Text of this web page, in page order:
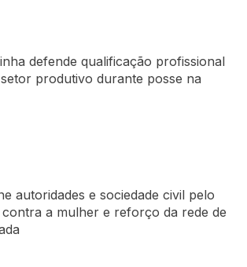
defende qualificação profissional
produtivo durante posse na
autoridades e sociedade civil pelo
a mulher e reforço da rede de